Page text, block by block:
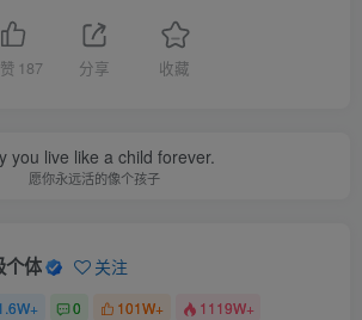
187 分享 收藏
you live like a child forever.
愿你永远活的像个孩子
个体 关注
0 101W+ 1119W+